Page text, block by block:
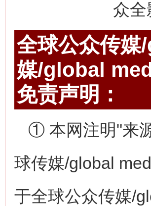
众全
全球公众传
媒/global
免责声明：
① 本网注明"来
球传媒/global
于全球公众传媒/